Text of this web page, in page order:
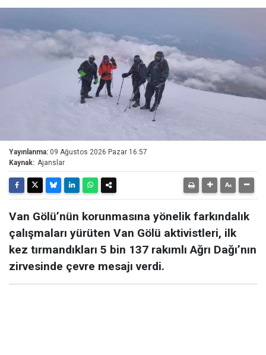
Yayınlanma: 09 Ağustos 2026 Pazar 16:57
Kaynak: Ajanslar
Van Gölü’nün korunmasına yönelik farkındalık
çalışmaları yürüten Van Gölü aktivistleri, ilk
kez tırmandıkları 5 bin 137 rakımlı Ağrı Dağı’nın
zirvesinde çevre mesajı verdi.